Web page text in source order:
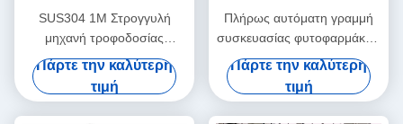
SUS304 1M Στρογγυλή
μηχανή τροφοδοσίας
μπουκαλιών για μικρή
χωρητικότητα
Πάρτε την καλύτερη
τιμή
Πλήρως αυτόματη γραμμή
συσκευασίας φυτοφαρμάκων
για φυτοχημικά μπουκάλια
100ml-1L
Πάρτε την καλύτερη
τιμή